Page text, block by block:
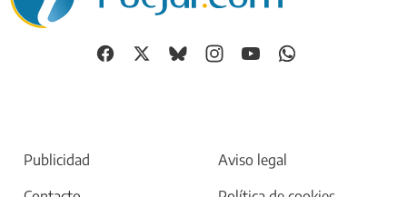
Publicidad
Aviso legal